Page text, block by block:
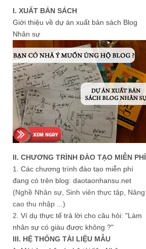
I. XUẤT BẢN SÁCH
Giới thiệu về dự án xuất bản sách Blog
Nhân sự
II. CHƯƠNG TRÌNH ĐÀO TẠO MIỄN PHÍ
1. Các chương trình đào tạo miễn phí
đang có trên blog: daotaonhansu.net
(Nghề Nhân sự, Sinh viên thực tập, Nâng
cao thu nhập ...)
2. Ví dụ thực tế trả lời cho câu hỏi: "Làm
nhân sự có giàu được không ?"
III. HỆ THỐNG TÀI LIỆU MẪU